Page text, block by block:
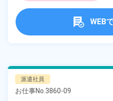
WEB
派遣社員
お仕事No. 3860-09